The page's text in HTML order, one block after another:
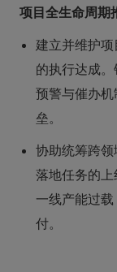
项目全生命周期
建立并维护
的执行达成
预警与催办
垒。
协助统筹跨
落地任务的
一线产能过
付。